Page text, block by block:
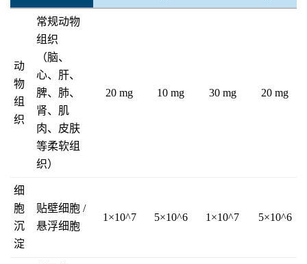
动
物
组
织
常规动物
组织
（脑、
心、肝、
脾、肺、
肾、肌
肉、皮肤
等柔软组
织）
20 mg 10 mg 30 mg 20 mg
细
胞
沉
淀
贴壁细胞 /
悬浮细胞
1×10^7 5×10^6 1×10^7 5×10^6